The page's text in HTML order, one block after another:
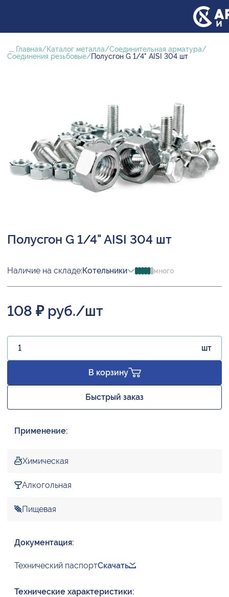
... Главная Каталог металла
Соединительная арматура
Соединения резьбовые
Полусгон G 1/4" AISI 304 шт
Полусгон G 1/4" AISI 304 шт
Наличие на складе:Котельники много
108 ₽ руб./шт
шт
В корзину
Быстрый заказ
Применение:
Химическая
Алкогольная
Пищевая
Документация:
Технический паспортСкачать
Технические характеристики: